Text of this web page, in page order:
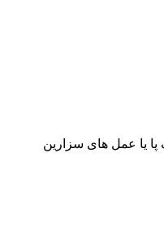
یا عمل های سزارین